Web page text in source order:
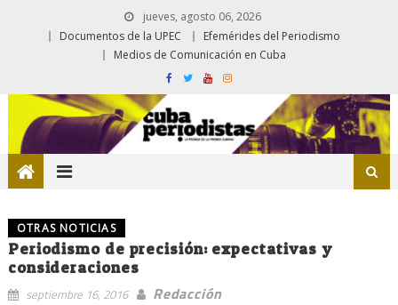
jueves, agosto 06, 2026
Documentos de la UPEC
Efemérides del Periodismo
Medios de Comunicación en Cuba
OTRAS NOTICIAS
Periodismo de precisión: expectativas y
consideraciones
septiembre 16, 2016
Redacción